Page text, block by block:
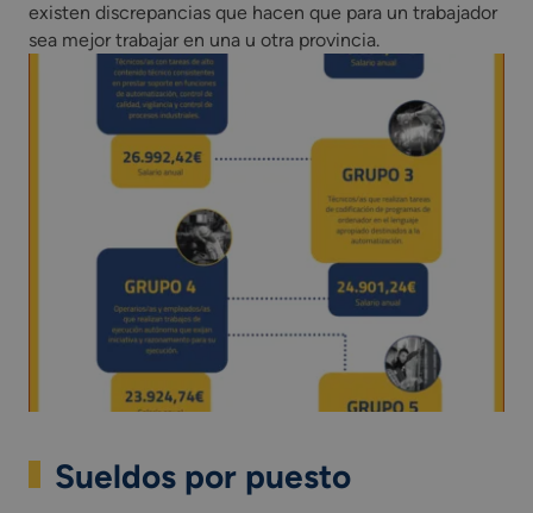
existen discrepancias que hacen que para un trabajador
sea mejor trabajar en una u otra provincia.
Sueldos por puesto